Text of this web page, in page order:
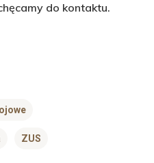
do kontaktu.
ZUS